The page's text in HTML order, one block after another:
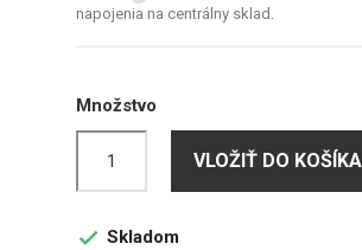
napojenia na centrálny sklad.
Množstvo
VLOŽIŤ DO KOŠÍKA
 Skladom